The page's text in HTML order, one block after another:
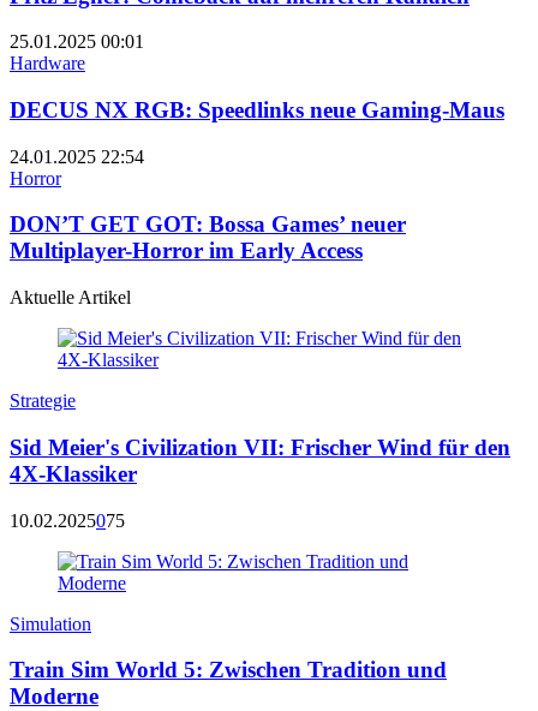
25.01.2025 00:01
Hardware
DECUS NX RGB: Speedlinks neue Gaming-Maus
24.01.2025 22:54
Horror
DON’T GET GOT: Bossa Games’ neuer
Multiplayer-Horror im Early Access
Aktuelle Artikel
Strategie
Sid Meier's Civilization VII: Frischer Wind für den
4X-Klassiker
10.02.2025075
Simulation
Train Sim World 5: Zwischen Tradition und
Moderne